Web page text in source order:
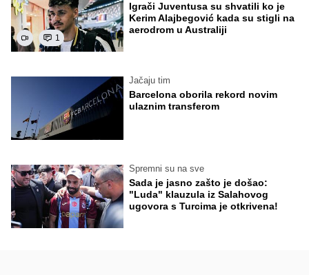
1
Igrači Juventusa su shvatili ko je
Kerim Alajbegović kada su stigli na
aerodrom u Australiji
Jačaju tim
Barcelona oborila rekord novim
ulaznim transferom
Spremni su na sve
Sada je jasno zašto je došao:
"Luda" klauzula iz Salahovog
ugovora s Turcima je otkrivena!